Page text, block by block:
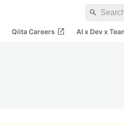
search
Qiita Careers open_in_new AI x Dev x